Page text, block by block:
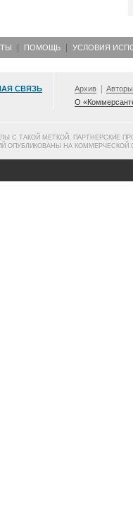
ПОМОЩЬ УСЛОВИЯ
СВЯЗЬ Архив Авторы
О
С ТАКОЙ МЕТКОЙ, ПАРТНЕРСКИЕ
ОПУБЛИКОВАНЫ НА КОММЕРЧЕСКОЙ